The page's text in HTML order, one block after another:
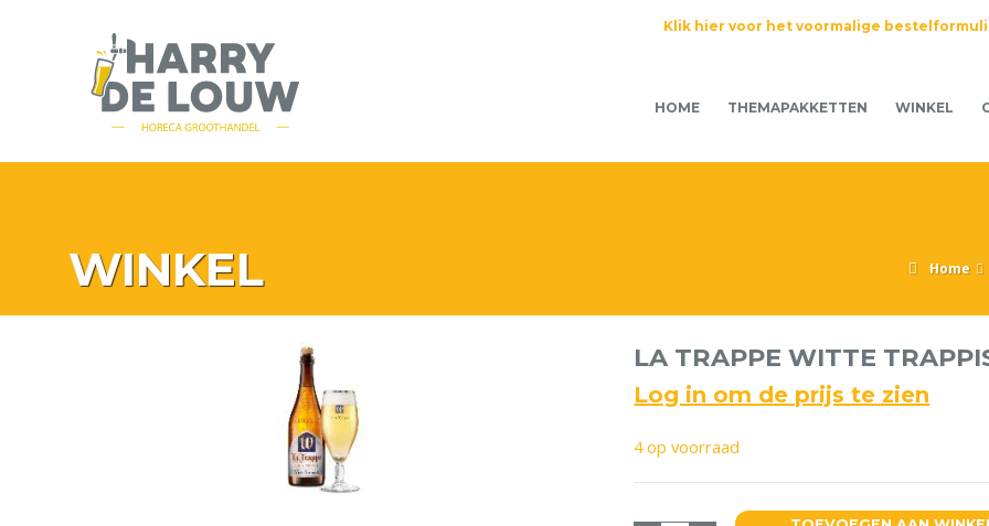
Klik hier voor het voormalige
HOME THEMAPAKKETTEN WINKEL
WINKEL Home
LA TRAPPE WITTE
Log in om de prijs te zien
4 op voorraad